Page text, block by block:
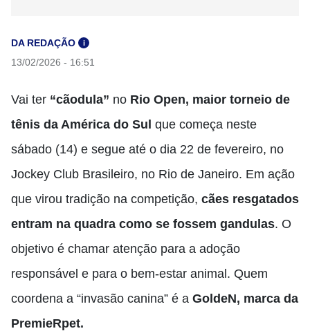
DA REDAÇÃO i
13/02/2026 - 16:51
Vai ter “cãodula” no Rio Open, maior torneio de
tênis da América do Sul que começa neste
sábado (14) e segue até o dia 22 de fevereiro, no
Jockey Club Brasileiro, no Rio de Janeiro. Em ação
que virou tradição na competição, cães resgatados
entram na quadra como se fossem gandulas. O
objetivo é chamar atenção para a adoção
responsável e para o bem-estar animal. Quem
coordena a “invasão canina” é a GoldeN, marca da
PremieRpet.